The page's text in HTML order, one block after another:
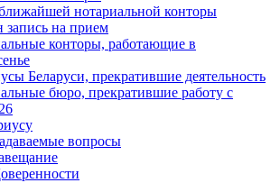
нотариальной конторы
запись на прием
конторы, работающие в
Беларуси, прекратившие деятельность
бюро, прекратившие работу с
вопросы